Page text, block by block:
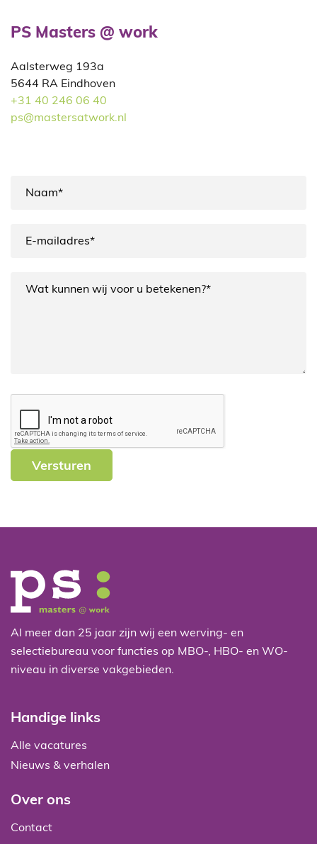
PS Masters @ work
Aalsterweg 193a
5644 RA Eindhoven
+31 40 246 06 40
ps@mastersatwork.nl
Al meer dan 25 jaar zijn wij een werving- en
selectiebureau voor functies op MBO-, HBO- en WO-
niveau in diverse vakgebieden.
Handige links
Alle vacatures
Nieuws & verhalen
Over ons
Contact